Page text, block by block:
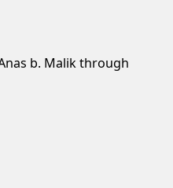
b. Malik through